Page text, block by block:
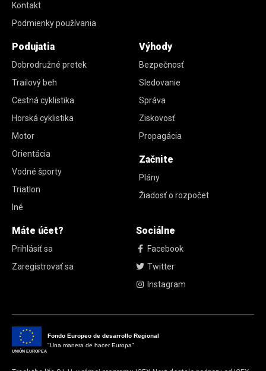
Kontakt
Podmienky používania
Podujatia
Dobrodružné pretek
Trailový beh
Cestná cyklistika
Horská cyklistika
Motor
Orientácia
Vodné športy
Triatlon
Iné
Výhody
Bezpečnosť
Sledovanie
Správa
Ziskovosť
Propagácia
Začnite
Plány
Žiadosť o rozpočet
Máte účet?
Prihlásiť sa
Zaregistrovať sa
Sociálne
Facebook
Twitter
Instagram
UNIÓN EUROPEA
Fondo Europeo de desarrollo Regional
"Una manera de hacer Europa"